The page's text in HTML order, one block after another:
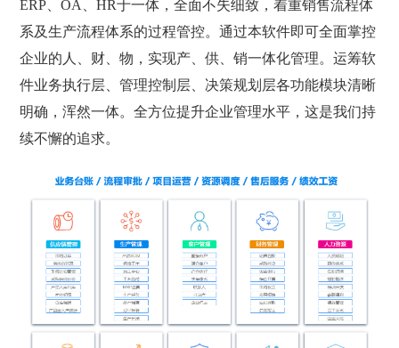
ERP、OA、HR于一体，全面不失细致，着重销售流程体
系及生产流程体系的过程管控。通过本软件即可全面掌控
企业的人、财、物，实现产、供、销一体化管理。运筹软
件业务执行层、管理控制层、决策规划层各功能模块清晰
明确，浑然一体。全方位提升企业管理水平，这是我们持
续不懈的追求。